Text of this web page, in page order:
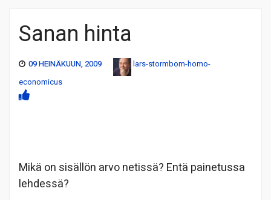
Sanan hinta
09 HEINÄKUUN, 2009
lars-stormbom-homo-
economicus
Mikä on sisällön arvo netissä? Entä painetussa
lehdessä?